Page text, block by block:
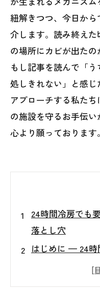
紐解きつつ、今日か
介します。読み終え
の場所にカビが出たの
もし記事を読んで「
処しきれない」と感
アプローチする私た
の施設を守るお手伝
心より願っております。
24時間冷房でも
落とし穴
はじめに — 24時
夏カビとは？ 冬